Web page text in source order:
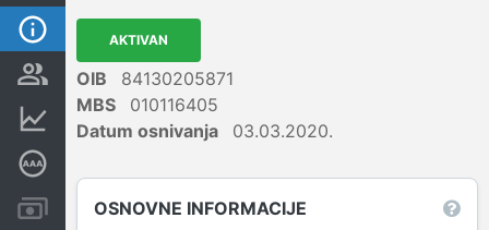
Osobe i vlasništvo
Računi i blokade
AKTIVAN
OIB
84130205871
MBS
010116405
Datum osnivanja
03.03.2020.
OSNOVNE INFORMACIJE